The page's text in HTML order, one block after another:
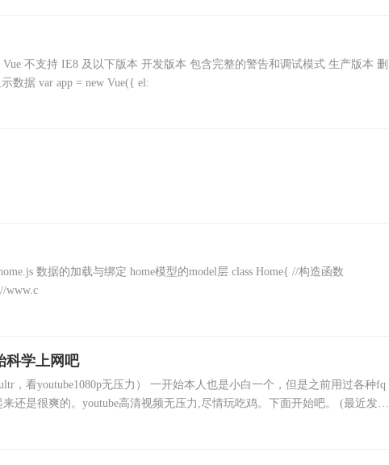
Vue 不支持 IE8 及以下版本 开发版本 包含完整的警告和调试模式 生产版本 删
数据 var app = new Vue({ el:
数据的加载与绑定 home模型的model层 class Home{ //构造函数
www.c
科学上网吧
，看youtube1080p无压力） ​​一开始本人也是小白一个，但是之前用过各种fq
还是很爽的。youtube高清视频无压力,尽情玩吃鸡。下面开始吧。 (最近发现